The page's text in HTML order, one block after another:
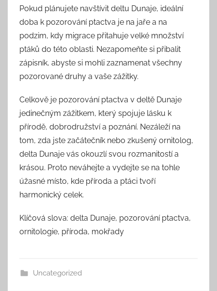
Pokud plánujete navštívit deltu Dunaje, ideální
doba k pozorování ptactva je na jaře a na
podzim, kdy migrace přitahuje velké množství
ptáků do této oblasti. Nezapomeňte si přibalit
zápisník, abyste si mohli zaznamenat všechny
pozorované druhy a vaše zážitky.
Celkově je pozorování ptactva v deltě Dunaje
jedinečným zážitkem, který spojuje lásku k
přírodě, dobrodružství a poznání. Nezáleží na
tom, zda jste začátečník nebo zkušený ornitolog,
delta Dunaje vás okouzlí svou rozmanitostí a
krásou. Proto neváhejte a vydejte se na tohle
úžasné místo, kde příroda a ptáci tvoří
harmonický celek.
Klíčová slova: delta Dunaje, pozorování ptactva,
ornitologie, příroda, mokřady
Uncategorized